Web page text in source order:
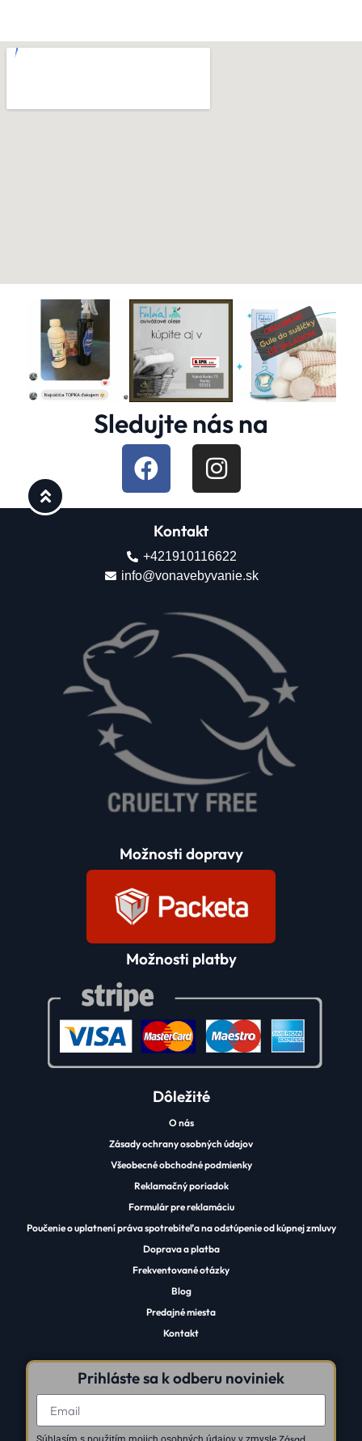
Sledujte nás na
Prihláste sa k odberu noviniek
Dôležité
O nás
Zásady ochrany osobných údajov
Všeobecné obchodné podmienky
Reklamačný poriadok
Formulár pre reklamáciu
Poučenie o uplatnení práva spotrebiteľa na odstúpenie od kúpnej zmluvy
Doprava a platba
Frekventované otázky
Blog
Predajné miesta
Kontakt
Možnosti dopravy
Možnosti platby
Kontakt
+421910116622
info@vonavebyvanie.sk